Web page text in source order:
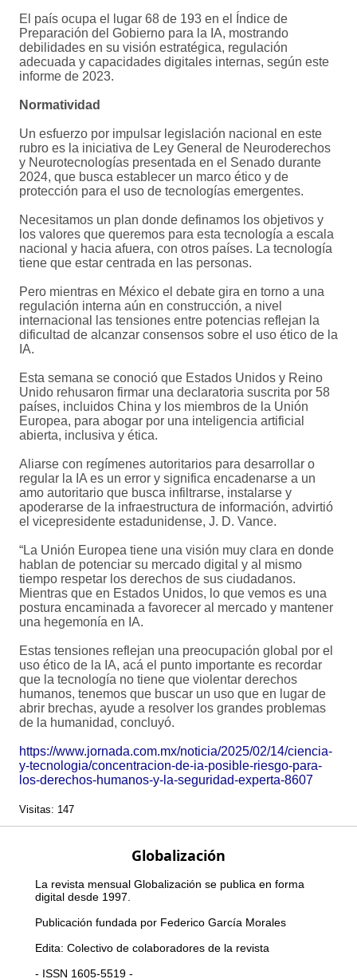
El país ocupa el lugar 68 de 193 en el Índice de
Preparación del Gobierno para la IA, mostrando
debilidades en su visión estratégica, regulación
adecuada y capacidades digitales internas, según este
informe de 2023.
Normatividad
Un esfuerzo por impulsar legislación nacional en este
rubro es la iniciativa de Ley General de Neuroderechos
y Neurotecnologías presentada en el Senado durante
2024, que busca establecer un marco ético y de
protección para el uso de tecnologías emergentes.
Necesitamos un plan donde definamos los objetivos y
los valores que queremos para esta tecnología a escala
nacional y hacia afuera, con otros países. La tecnología
tiene que estar centrada en las personas.
Pero mientras en México el debate gira en torno a una
regulación interna aún en construcción, a nivel
internacional las tensiones entre potencias reflejan la
dificultad de alcanzar consensos sobre el uso ético de la
IA.
Esta semana se conoció que Estados Unidos y Reino
Unido rehusaron firmar una declaratoria suscrita por 58
países, incluidos China y los miembros de la Unión
Europea, para abogar por una inteligencia artificial
abierta, inclusiva y ética.
Aliarse con regímenes autoritarios para desarrollar o
regular la IA es un error y significa encadenarse a un
amo autoritario que busca infiltrarse, instalarse y
apoderarse de la infraestructura de información, advirtió
el vicepresidente estadunidense, J. D. Vance.
“La Unión Europea tiene una visión muy clara en donde
hablan de potenciar su mercado digital y al mismo
tiempo respetar los derechos de sus ciudadanos.
Mientras que en Estados Unidos, lo que vemos es una
postura encaminada a favorecer al mercado y mantener
una hegemonía en IA.
Estas tensiones reflejan una preocupación global por el
uso ético de la IA, acá el punto importante es recordar
que la tecnología no tiene que violentar derechos
humanos, tenemos que buscar un uso que en lugar de
abrir brechas, ayude a resolver los grandes problemas
de la humanidad, concluyó.
https://www.jornada.com.mx/noticia/2025/02/14/ciencia-
y-tecnologia/concentracion-de-ia-posible-riesgo-para-
los-derechos-humanos-y-la-seguridad-experta-8607
Visitas: 147
Globalización
La revista mensual Globalización se publica en forma
digital desde 1997.
Publicación fundada por Federico García Morales
Edita: Colectivo de colaboradores de la revista
- ISSN 1605-5519 -